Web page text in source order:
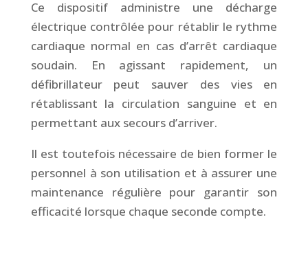
Ce dispositif administre une décharge
électrique contrôlée pour rétablir le rythme
cardiaque normal en cas d’arrêt cardiaque
soudain. En agissant rapidement, un
défibrillateur peut sauver des vies en
rétablissant la circulation sanguine et en
permettant aux secours d’arriver.
Il est toutefois nécessaire de bien former le
personnel à son utilisation et à assurer une
maintenance régulière pour garantir son
efficacité lorsque chaque seconde compte.